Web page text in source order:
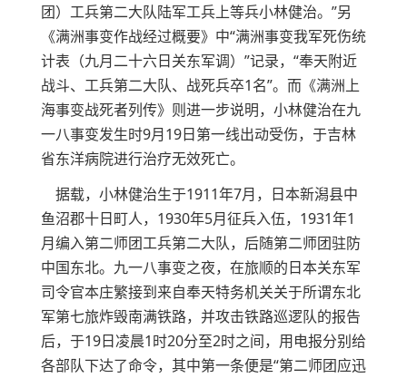
团）工兵第二大队陆军工兵上等兵小林健治。”另
《满洲事变作战经过概要》中“满洲事变我军死伤统
计表（九月二十六日关东军调）”记录，“奉天附近
战斗、工兵第二大队、战死兵卒1名”。而《满洲上
海事变战死者列传》则进一步说明，小林健治在九
一八事变发生时9月19日第一线出动受伤，于吉林
省东洋病院进行治疗无效死亡。
据载，小林健治生于1911年7月，日本新潟县中
鱼沼郡十日町人，1930年5月征兵入伍，1931年1
月编入第二师团工兵第二大队，后随第二师团驻防
中国东北。九一八事变之夜，在旅顺的日本关东军
司令官本庄繁接到来自奉天特务机关关于所谓东北
军第七旅炸毁南满铁路，并攻击铁路巡逻队的报告
后，于19日凌晨1时20分至2时之间，用电报分别给
各部队下达了命令，其中第一条便是“第二师团应迅